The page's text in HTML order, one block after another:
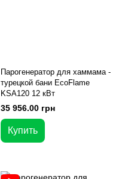
Парогенератор для хаммама -
турецкой бани EcoFlame
KSA120 12 кВт
35 956.00 грн
Купить